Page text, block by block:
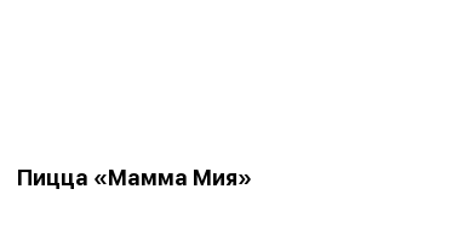
Пицца «Мамма Мия»